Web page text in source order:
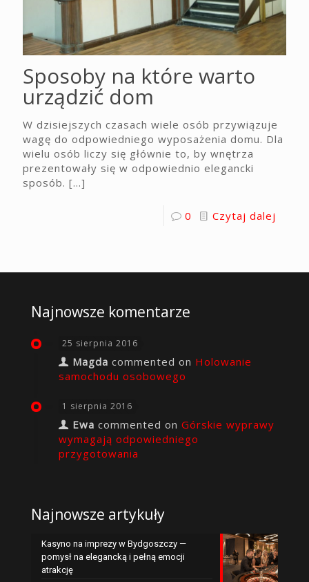
Sposoby na które warto
urządzić dom
W dzisiejszych czasach wiele osób przywiązuje
wagę do odpowiedniego wyposażenia domu. Dla
wielu osób liczy się głównie to, by wnętrza
prezentowały się w odpowiednio elegancki
sposób. […]
0 Czytaj dalej
Najnowsze komentarze
25 sierpnia 2016
Magda commented on Holowanie
samochodu osobowego
1 sierpnia 2016
Ewa commented on Górskie wyprawy
wymagają odpowiedniego
przygotowania
Najnowsze artykuły
Kasyno na imprezy w Bydgoszczy —
pomysł na elegancką i pełną emocji
atrakcję